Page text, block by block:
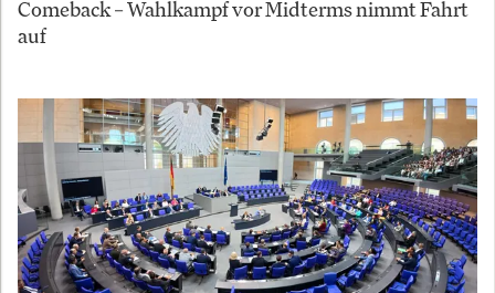
Comeback – Wahlkampf vor Midterms nimmt Fahrt
auf